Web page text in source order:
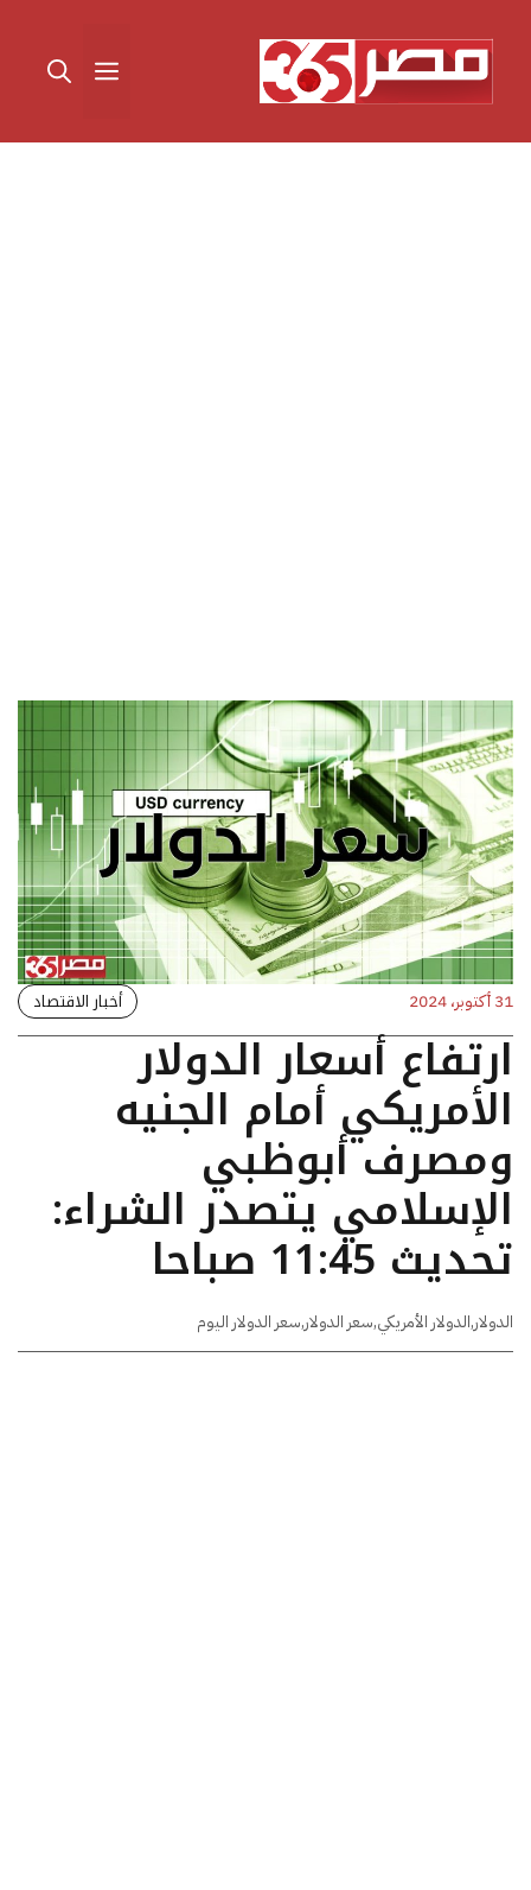
المحتوى القائمة
31 أكتوبر، 2024 أخبار الاقتصاد
ارتفاع أسعار الدولار
الأمريكي أمام الجنيه
ومصرف أبوظبي
الإسلامي يتصدر الشراء:
تحديث 11:45 صباحا
الدولار,الدولار الأمريكي,سعر الدولار,سعر الدولار اليوم